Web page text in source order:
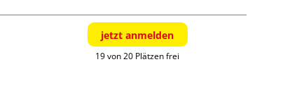
jetzt anmelden
19 von 20 Plätzen frei